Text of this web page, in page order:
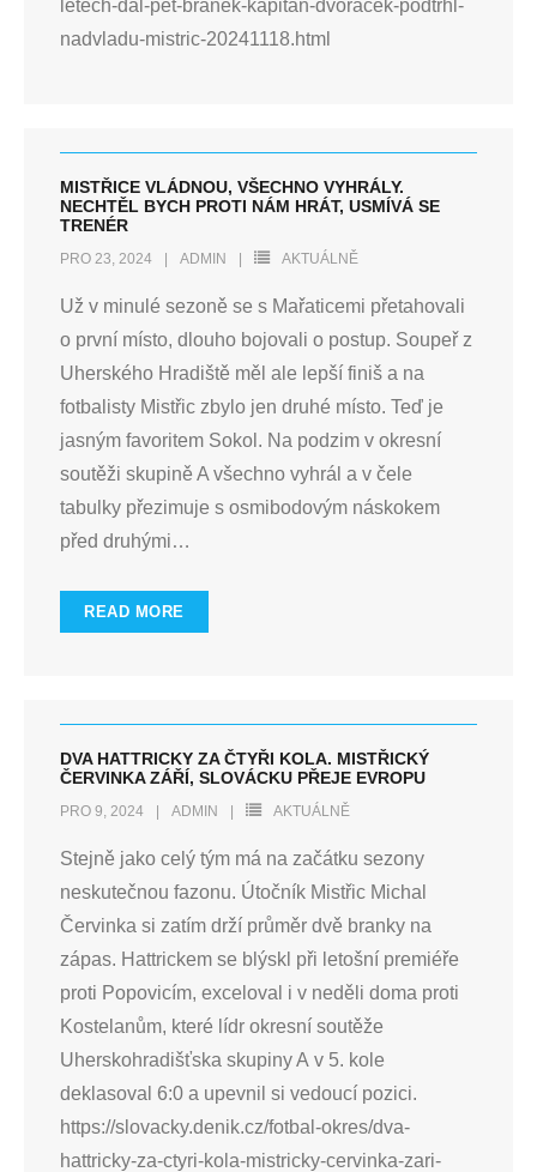
letech-dal-pet-branek-kapitan-dvoracek-podtrhl-
nadvladu-mistric-20241118.html
MISTŘICE VLÁDNOU, VŠECHNO VYHRÁLY.
NECHTĚL BYCH PROTI NÁM HRÁT, USMÍVÁ SE
TRENÉR
PRO 23, 2024 ADMIN AKTUÁLNĚ
Už v minulé sezoně se s Mařaticemi přetahovali
o první místo, dlouho bojovali o postup. Soupeř z
Uherského Hradiště měl ale lepší finiš a na
fotbalisty Mistřic zbylo jen druhé místo. Teď je
jasným favoritem Sokol. Na podzim v okresní
soutěži skupině A všechno vyhrál a v čele
tabulky přezimuje s osmibodovým náskokem
před druhými…
READ MORE
DVA HATTRICKY ZA ČTYŘI KOLA. MISTŘICKÝ
ČERVINKA ZÁŘÍ, SLOVÁCKU PŘEJE EVROPU
PRO 9, 2024 ADMIN AKTUÁLNĚ
Stejně jako celý tým má na začátku sezony
neskutečnou fazonu. Útočník Mistřic Michal
Červinka si zatím drží průměr dvě branky na
zápas. Hattrickem se blýskl při letošní premiéře
proti Popovicím, exceloval i v neděli doma proti
Kostelanům, které lídr okresní soutěže
Uherskohradišťska skupiny A v 5. kole
deklasoval 6:0 a upevnil si vedoucí pozici.
https://slovacky.denik.cz/fotbal-okres/dva-
hattricky-za-ctyri-kola-mistricky-cervinka-zari-